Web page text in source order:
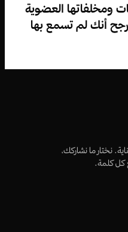
ومخلفاتها العضوية
أنك لم تسمع بها
نختار ما نشاركك،
كل كلمة.